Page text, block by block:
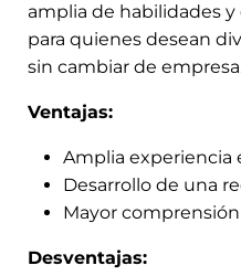
amplia de habilidades
para quienes desean
sin cambiar de
Ventajas:
Amplia experiencia
Desarrollo de una
Mayor
Desventajas: